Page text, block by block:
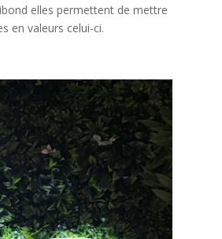
elles permettent de mettre
en valeurs celui-ci.